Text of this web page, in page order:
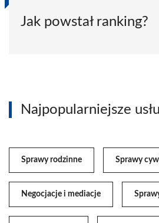
Jak powstał ranking?
Najpopularniejsze
Sprawy rodzinne Sprawy
Negocjacje i mediacje